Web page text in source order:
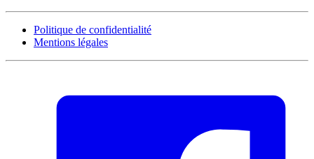
Politique de confidentialité
Mentions légales